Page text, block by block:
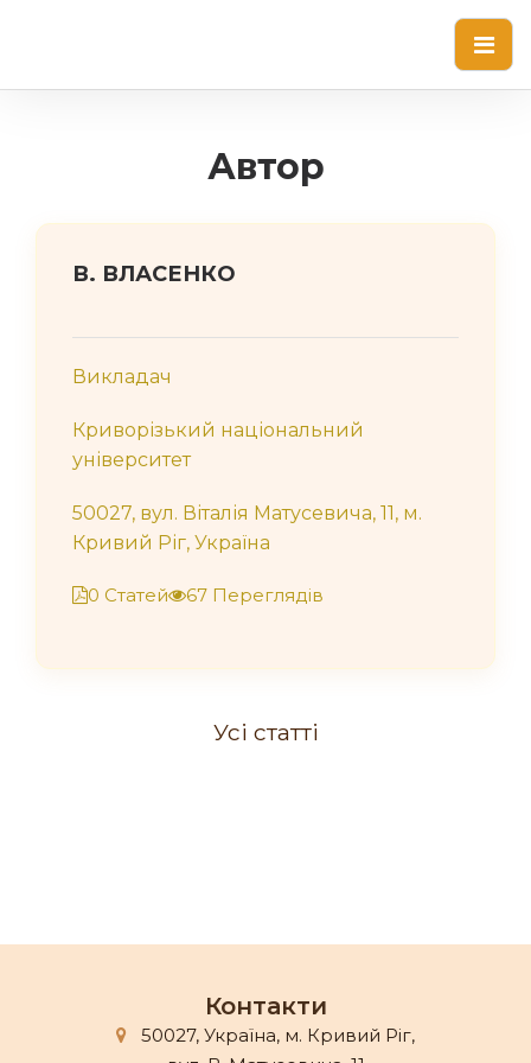
Автор
В. ВЛАСЕНКО
Викладач
Криворізький національний
університет
50027, вул. Віталія Матусевича, 11, м.
Кривий Ріг, Україна
0 Статей 67 Переглядів
Усі статті
Контакти
50027, Україна, м. Кривий Ріг,